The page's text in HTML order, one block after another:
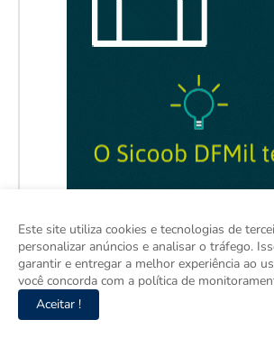
Este site utiliza cookies e tecnologias de
personalizar anúncios e analisar o tráfego.
garantir e entregar a melhor experiência ao
você concorda com a política de
Aceitar !